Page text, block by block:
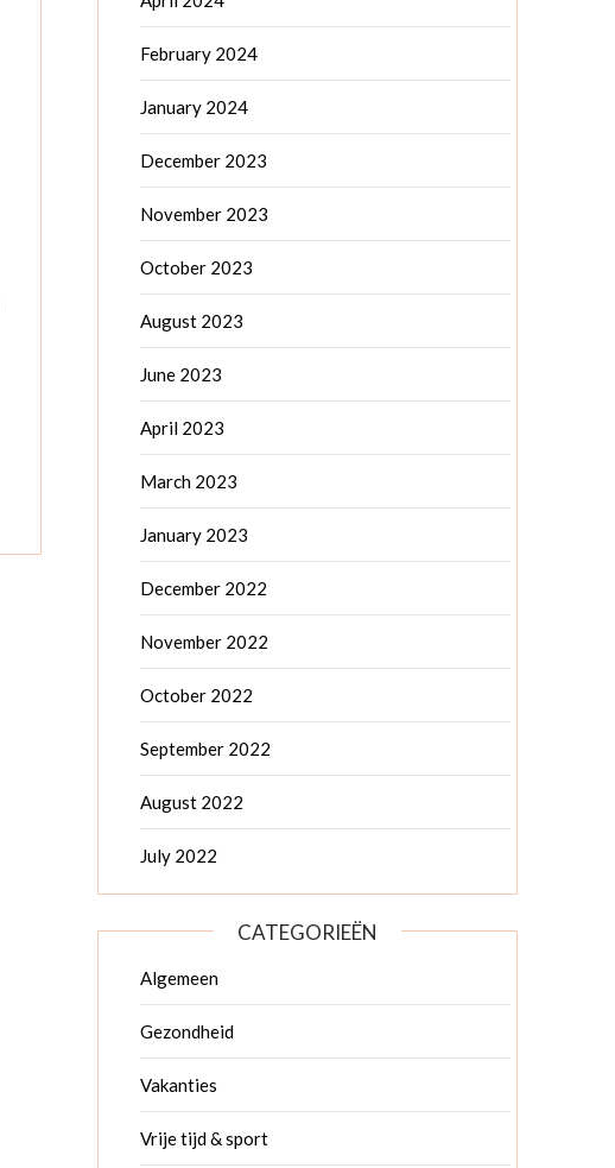
February 2024
January 2024
December 2023
November 2023
October 2023
August 2023
June 2023
April 2023
March 2023
January 2023
December 2022
November 2022
October 2022
September 2022
August 2022
July 2022
CATEGORIEËN
Algemeen
Gezondheid
Vakanties
Vrije tijd & sport